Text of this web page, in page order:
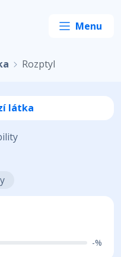
Rozptyl
látka
-%